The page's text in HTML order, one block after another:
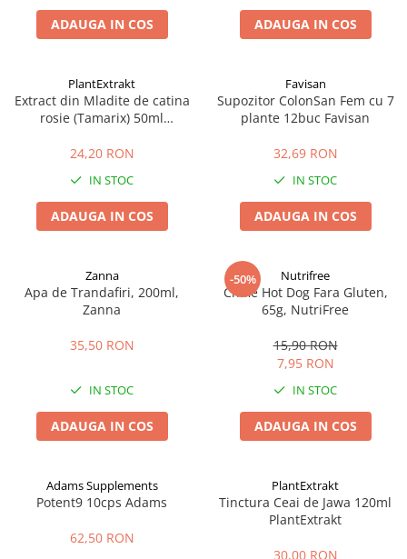
ADAUGA IN COS ADAUGA IN COS
PlantExtrakt
Extract din Mladite de catina
rosie (Tamarix) 50ml
24,20 RON
IN STOC
ADAUGA IN COS
Favisan
Supozitor ColonSan Fem cu 7
plante 12buc Favisan
32,69 RON
IN STOC
ADAUGA IN COS
Zanna
Apa de Trandafiri, 200ml,
Zanna
35,50 RON
IN STOC
ADAUGA IN COS
-50% Nutrifree
Chifle Hot Dog Fara Gluten,
65g, NutriFree
15,90 RON
7,95 RON
IN STOC
ADAUGA IN COS
Adams Supplements
Potent9 10cps Adams
62,50 RON
PlantExtrakt
Tinctura Ceai de Jawa 120ml
PlantExtrakt
30,00 RON